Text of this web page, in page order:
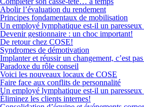
Abolir l’évaluation du rendement
Principes fondamentaux de mobilisation
Un employé lymphatique est-il un paresseux
Devenir gestionnaire : un choc important!
De retour chez COSE!
Syndromes de démotivation
Implanter et réussir un changement, c’est
Paradoxe du rôle conseil
Voici les nouveaux locaux de COSE
Faire face aux conflits de personnalité
Un employé lymphatique est-il un paresseux
Éliminez les clients internes!